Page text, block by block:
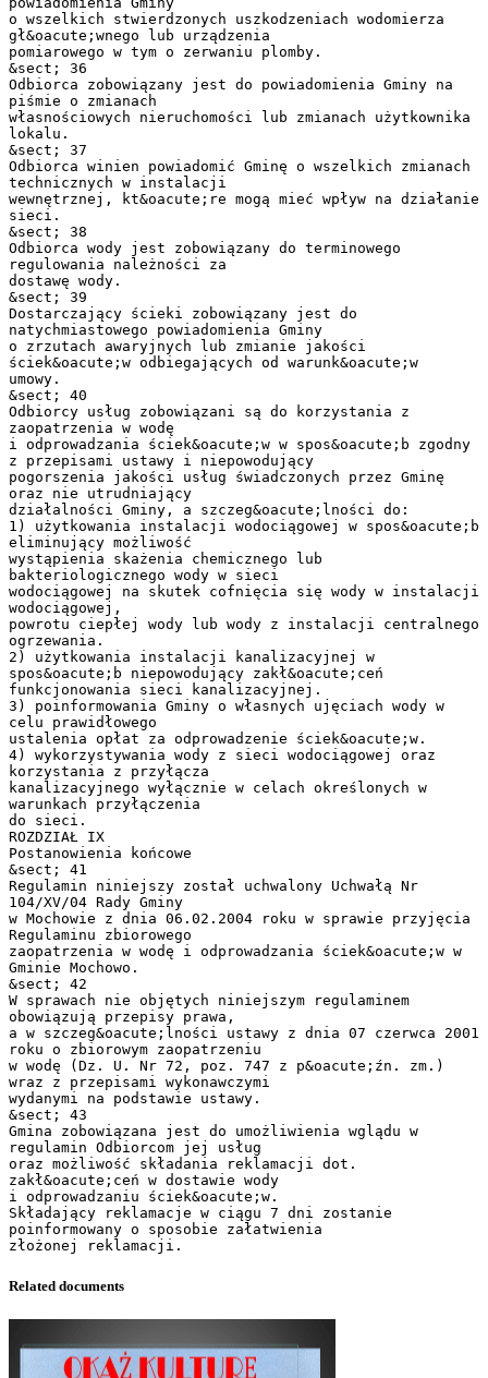
o wszelkich stwierdzonych uszkodzeniach wodomierza
gł&oacute;wnego lub urządzenia
pomiarowego w tym o zerwaniu plomby.
&sect; 36
Odbiorca zobowiązany jest do powiadomienia Gminy na
piśmie o zmianach
własnościowych nieruchomości lub zmianach użytkownika
lokalu.
&sect; 37
Odbiorca winien powiadomić Gminę o wszelkich zmianach
technicznych w instalacji
wewnętrznej, kt&oacute;re mogą mieć wpływ na działanie
sieci.
&sect; 38
Odbiorca wody jest zobowiązany do terminowego
regulowania należności za
dostawę wody.
&sect; 39
Dostarczający ścieki zobowiązany jest do
natychmiastowego powiadomienia Gminy
o zrzutach awaryjnych lub zmianie jakości
ściek&oacute;w odbiegających od warunk&oacute;w
umowy.
&sect; 40
Odbiorcy usług zobowiązani są do korzystania z
zaopatrzenia w wodę
i odprowadzania ściek&oacute;w w spos&oacute;b zgodny
z przepisami ustawy i niepowodujący
pogorszenia jakości usług świadczonych przez Gminę
oraz nie utrudniający
działalności Gminy, a szczeg&oacute;lności do:
1) użytkowania instalacji wodociągowej w spos&oacute;b
eliminujący możliwość
wystąpienia skażenia chemicznego lub
bakteriologicznego wody w sieci
wodociągowej na skutek cofnięcia się wody w instalacji
wodociągowej,
powrotu ciepłej wody lub wody z instalacji centralnego
ogrzewania.
2) użytkowania instalacji kanalizacyjnej w
spos&oacute;b niepowodujący zakł&oacute;ceń
funkcjonowania sieci kanalizacyjnej.
3) poinformowania Gminy o własnych ujęciach wody w
celu prawidłowego
ustalenia opłat za odprowadzenie ściek&oacute;w.
4) wykorzystywania wody z sieci wodociągowej oraz
korzystania z przyłącza
kanalizacyjnego wyłącznie w celach określonych w
warunkach przyłączenia
do sieci.
ROZDZIAŁ IX
Postanowienia końcowe
&sect; 41
Regulamin niniejszy został uchwalony Uchwałą Nr
104/XV/04 Rady Gminy
w Mochowie z dnia 06.02.2004 roku w sprawie przyjęcia
Regulaminu zbiorowego
zaopatrzenia w wodę i odprowadzania ściek&oacute;w w
Gminie Mochowo.
&sect; 42
W sprawach nie objętych niniejszym regulaminem
obowiązują przepisy prawa,
a w szczeg&oacute;lności ustawy z dnia 07 czerwca 2001
roku o zbiorowym zaopatrzeniu
w wodę (Dz. U. Nr 72, poz. 747 z p&oacute;źn. zm.)
wraz z przepisami wykonawczymi
wydanymi na podstawie ustawy.
&sect; 43
Gmina zobowiązana jest do umożliwienia wglądu w
regulamin Odbiorcom jej usług
oraz możliwość składania reklamacji dot.
zakł&oacute;ceń w dostawie wody
i odprowadzaniu ściek&oacute;w.
Składający reklamacje w ciągu 7 dni zostanie
poinformowany o sposobie załatwienia
Related documents